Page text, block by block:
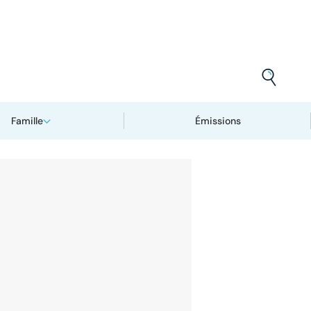
Famille Émissions